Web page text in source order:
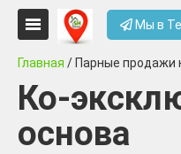
Мы в
Главная / Парные продажи
Ко-
основа